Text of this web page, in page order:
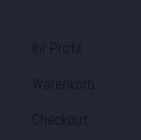
Ihr Profil
Warenkorb
Checkout